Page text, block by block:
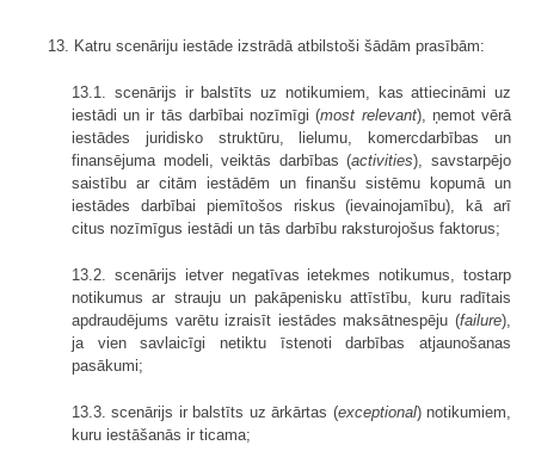
13. Katru scenāriju iestāde izstrādā atbilstoši šādām prasībām:
13.1. scenārijs ir balstīts uz notikumiem, kas attiecināmi uz
iestādi un ir tās darbībai nozīmīgi (most relevant), ņemot vērā
iestādes juridisko struktūru, lielumu, komercdarbības un
finansējuma modeli, veiktās darbības (activities), savstarpējo
saistību ar citām iestādēm un finanšu sistēmu kopumā un
iestādes darbībai piemītošos riskus (ievainojamību), kā arī
citus nozīmīgus iestādi un tās darbību raksturojošus faktorus;
13.2. scenārijs ietver negatīvas ietekmes notikumus, tostarp
notikumus ar strauju un pakāpenisku attīstību, kuru radītais
apdraudējums varētu izraisīt iestādes maksātnespēju (failure),
ja vien savlaicīgi netiktu īstenoti darbības atjaunošanas
pasākumi;
13.3. scenārijs ir balstīts uz ārkārtas (exceptional) notikumiem,
kuru iestāšanās ir ticama;